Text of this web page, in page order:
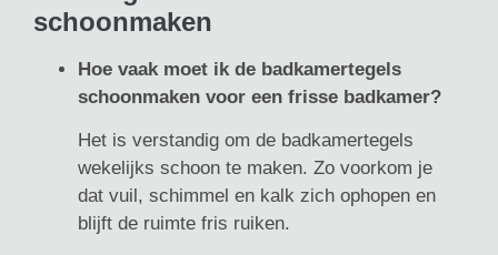
schoonmaken
Hoe vaak moet ik de badkamertegels
schoonmaken voor een frisse badkamer?
Het is verstandig om de badkamertegels
wekelijks schoon te maken. Zo voorkom je
dat vuil, schimmel en kalk zich ophopen en
blijft de ruimte fris ruiken.